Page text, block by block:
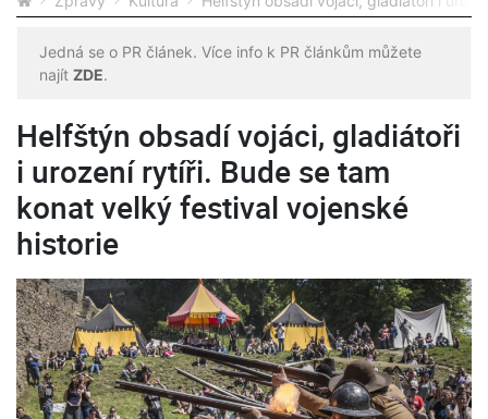
Jedná se o PR článek. Více info k PR článkům můžete
najít ZDE.
Helfštýn obsadí vojáci, gladiátoři
i urození rytíři. Bude se tam
konat velký festival vojenské
historie